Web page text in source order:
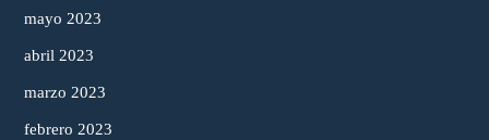
mayo 2023
abril 2023
marzo 2023
febrero 2023